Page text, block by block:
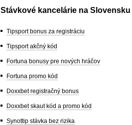
Stávkové kancelárie na Slovensku
Tipsport bonus za registráciu
Tipsport akčný kód
Fortuna bonusy pre nových hráčov
Fortuna promo kód
Doxxbet registračný bonus
Doxxbet skaut kód a promo kód
Synottip stávka bez rizika